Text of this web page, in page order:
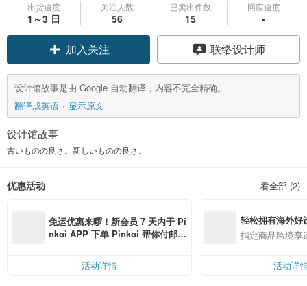
出货速度
1～3 日
关注人数
56
已卖出件数
15
回应速度
-
加入关注 联络设计师
设计馆故事是由 Google 自动翻译，内容不完全精确。
翻译成英语
显示原文
设计馆故事
古いものの良さ。新しいものの良さ。
优惠活动 看全部 (2)
免运优惠来啰！新会员 7 天内于 Pi
nkoi APP 下单 Pinkoi 帮你付邮
活动详情
轻松拥有海外好
指定商品跨境享
活动详